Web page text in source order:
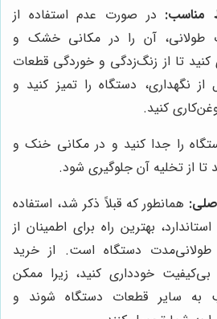
مناسب: در صورت عدم استفاده از
طولانی، آن را در مکانی خشک و
کنید تا از زنگ‌زدگی و خوردگی قطعات
نگهداری، دستگاه را تمیز کنید و
کنید.
را جدا کنید و در مکانی خنک و
از تخلیه آن جلوگیری شود.
همانطور که قبلاً ذکر شد، استفاده
بهترین راه برای اطمینان از
دستگاه است. از خرید
خودداری کنید، زیرا ممکن
سایر قطعات دستگاه شوند و